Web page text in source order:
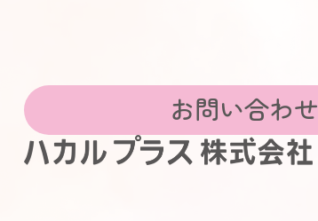
お問い合わせ